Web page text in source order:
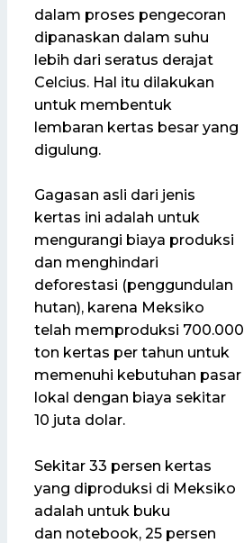
dalam proses pengecoran
dipanaskan dalam suhu
lebih dari seratus derajat
Celcius. Hal itu dilakukan
untuk membentuk
lembaran kertas besar yang
digulung.
Gagasan asli dari jenis
kertas ini adalah untuk
mengurangi biaya produksi
dan menghindari
deforestasi (penggundulan
hutan), karena Meksiko
telah memproduksi 700.000
ton kertas per tahun untuk
memenuhi kebutuhan pasar
lokal dengan biaya sekitar
10 juta dolar.
Sekitar 33 persen kertas
yang diproduksi di Meksiko
adalah untuk buku
dan notebook, 25 persen